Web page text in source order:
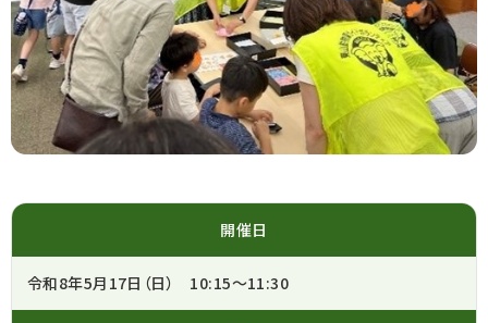
開催日
令和8年5月17日（日） 10:15～11:30